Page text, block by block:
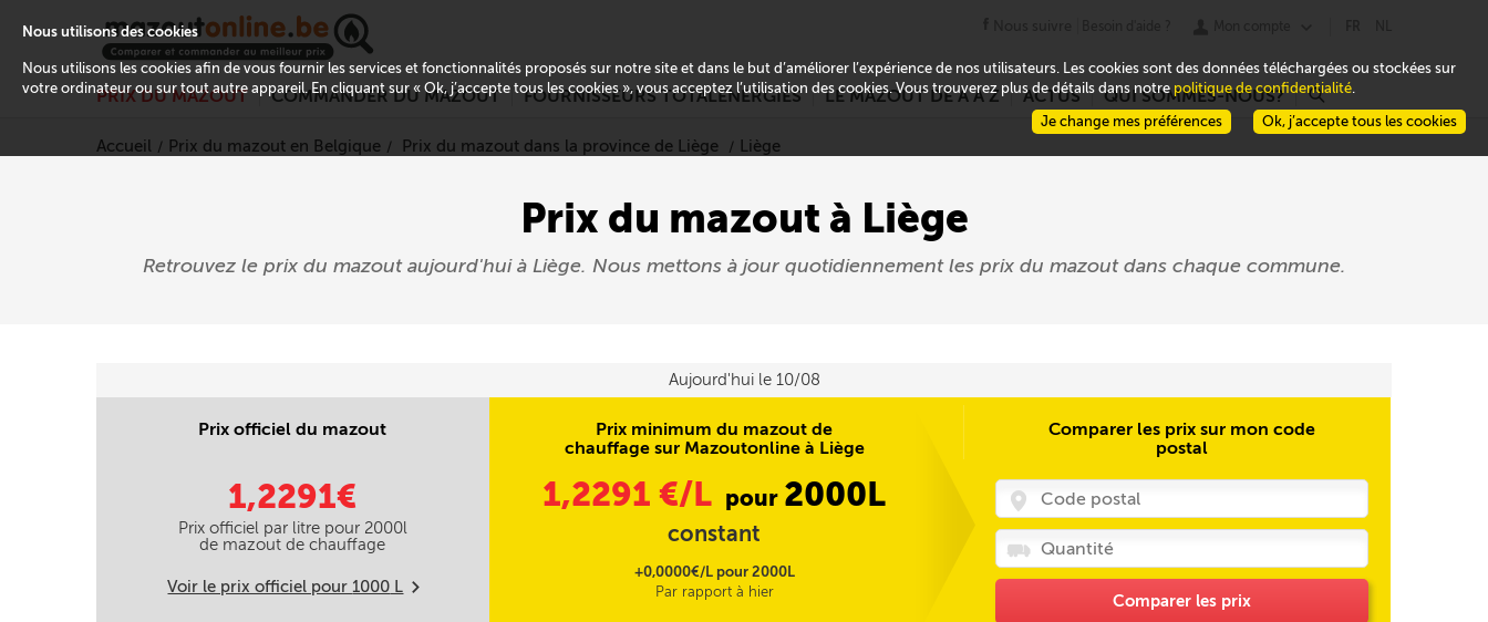
PRIX DU MAZOUT COMMANDER DU MAZOUT FOURNISSEURS TOTALENERGIES LE MAZOUT DE A À Z ACTUS QUI SOMMES-NOUS? r
Accueil Prix du mazout en Belgique Prix du mazout dans la province de Liège Liège
Prix du mazout à Liège
Retrouvez le prix du mazout aujourd'hui à Liège. Nous mettons à jour quotidiennement les prix du mazout dans chaque commune.
Aujourd'hui le 10/08
Prix officiel du mazout
1,2291€
Prix officiel par litre pour 2000l
de mazout de chauffage
Voir le prix officiel pour1000 L m
Prix minimum du mazout de
chauffage sur Mazoutonline à Liège
1,2291 €/L pour 2000L
constant
+0,0000€/L pour 2000L
Par rapport à hier
Comparer les prix sur mon code
postal
Comparer les prix
Nous utilisons des cookies
Nous utilisons les cookies afin de vous fournir les services et fonctionnalités proposés sur notre site et dans le but d’améliorer l’expérience de nos utilisateurs. Les cookies sont des données téléchargées ou stockées sur
votre ordinateur ou sur tout autre appareil. En cliquant sur « Ok, j’accepte tous les cookies », vous acceptez l’utilisation des cookies. Vous trouverez plus de détails dans notre politique de confidentialité.
Ok, j’accepte tous les cookies
Je change mes préférences